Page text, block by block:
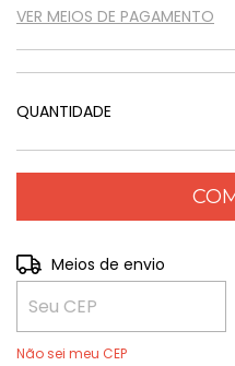
VER MEIOS DE PAGAMENTO
QUANTIDADE
Entregas para o CEP:
Meios de envio
Não sei meu CEP